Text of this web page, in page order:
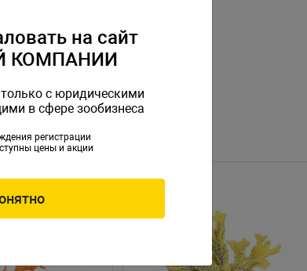
на сайт
КОМПАНИИ
с юридическими
в сфере зообизнеса
регистрации
цены и акции